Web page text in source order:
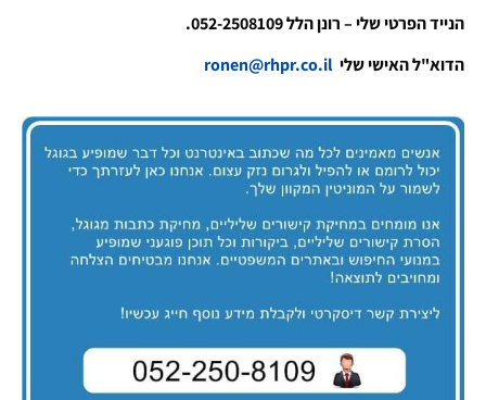
הנייד הפרטי שלי – רונן הלל 052-2508109.
הדוא"ל האישי שלי